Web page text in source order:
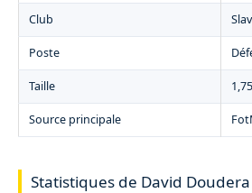
Club
Poste
Taille
Source principale
Statistiques de David